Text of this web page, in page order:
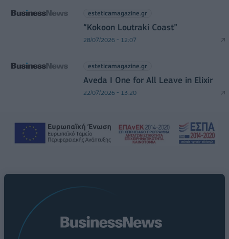
esteticamagazine.gr
“Kokoon Loutraki Coast”
28/07/2026 - 12:07
esteticamagazine.gr
Aveda I One for All Leave in Elixir
22/07/2026 - 13:20